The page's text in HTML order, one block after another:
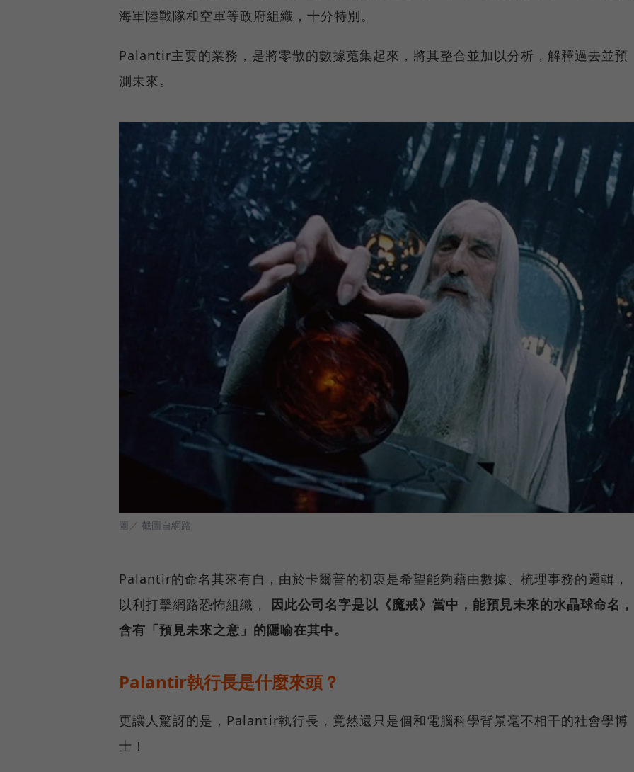
海軍陸戰隊和空軍等政府組織，十分特別。
Palantir主要的業務，是將零散的數據蒐集起來，將其整合並加以分析，解釋過去並預
測未來。
圖／ 截圖自網路
Palantir的命名其來有自，由於卡爾普的初衷是希望能夠藉由數據、梳理事務的邏輯，
以利打擊網路恐怖組織， 因此公司名字是以《魔戒》當中，能預見未來的水晶球命名，
含有「預見未來之意」的隱喻在其中。
Palantir執行長是什麼來頭？
更讓人驚訝的是，Palantir執行長，竟然還只是個和電腦科學背景毫不相干的社會學博
士！